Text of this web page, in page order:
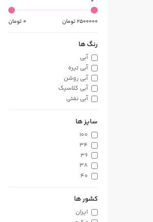
0 تومان 2500000تومان
رنگ ها
آبی
آبی تیره
آبی روشن
آبی کلاسیک
آبی نفتی
بنفش روشن
زرشکی
زیتونی
سایز ها
100
34
36
38
40
44
48
کشور ها
ایران